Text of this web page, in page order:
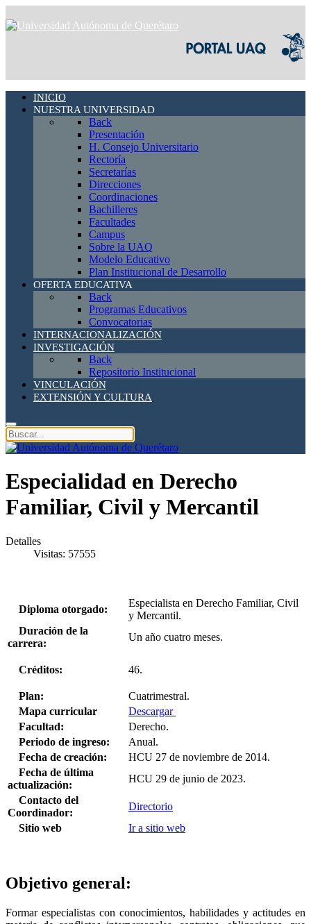
INICIO
NUESTRA UNIVERSIDAD
Back
Presentación
H. Consejo Universitario
Rectoría
Secretarías
Direcciones
Coordinaciones
Bachilleres
Facultades
Campus
Sobre la UAQ
Modelo Educativo
Plan Institucional de Desarrollo
OFERTA EDUCATIVA
Back
Programas Educativos
Convocatorias
INTERNACIONALIZACIÓN
INVESTIGACIÓN
Back
Repositorio Institucional
VINCULACIÓN
EXTENSIÓN Y CULTURA
Especialidad en Derecho
Familiar, Civil y Mercantil
Detalles
Visitas: 57555
Diploma otorgado:
Especialista en Derecho Familiar, Civil
y Mercantil.
Duración de la
carrera:
Un año cuatro meses.
Créditos: 46.
Plan:
Cuatrimestral.
Mapa curricular
Descargar
Facultad:
Derecho.
Periodo de ingreso:
Anual.
Fecha de creación:
HCU 27 de noviembre de 2014.
Fecha de última
actualización:
HCU 29 de junio de 2023.
Contacto del
Coordinador:
Directorio
Sitio web
Ir a sitio web
Objetivo general:
Formar especialistas con conocimientos, habilidades y actitudes en